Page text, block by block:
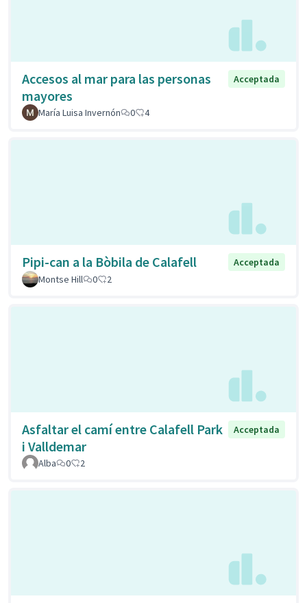
Accesos al mar para las personas
mayores
Acceptada
María Luisa Invernón 0 4
Pipi-can a la Bòbila de Calafell
Acceptada
Montse Hill
0 2
Asfaltar el camí entre Calafell Park
i Valldemar
Acceptada
Alba 0 2